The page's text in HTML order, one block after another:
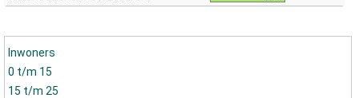
Inwoners
0 t/m 15
15 t/m 25